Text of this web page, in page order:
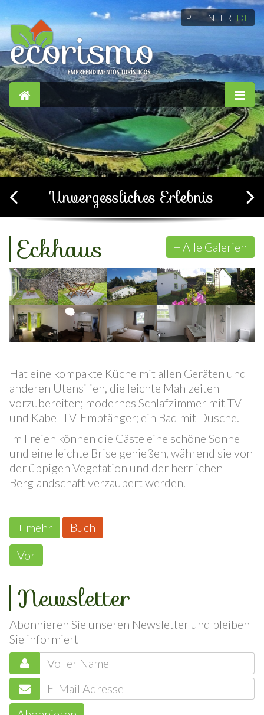
PT EN FR DE
Einfach, komfortabel und
gemütlich
Eckhaus
Hat eine kompakte Küche mit allen Geräten und
anderen Utensilien, die leichte Mahlzeiten
vorzubereiten; modernes Schlafzimmer mit TV
und Kabel-TV-Empfänger; ein Bad mit Dusche.
Im Freien können die Gäste eine schöne Sonne
und eine leichte Brise genießen, während sie von
der üppigen Vegetation und der herrlichen
+ mehr
Newsletter
Abonnieren Sie unseren Newsletter und bleiben
Sie informiert